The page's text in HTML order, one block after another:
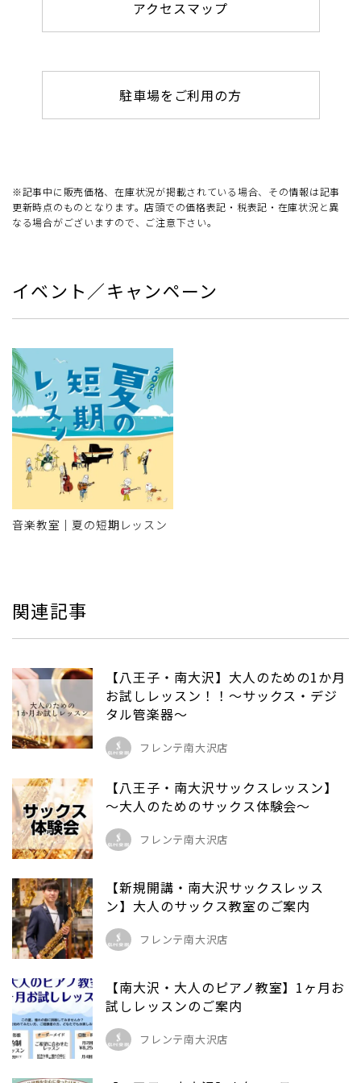
アクセスマップ
駐車場をご利用の方
※記事中に販売価格、在庫状況が掲載されている場合、その情報は記事
更新時点のものとなります。店頭での価格表記・税表記・在庫状況と異
なる場合がございますので、ご注意下さい。
イベント／キャンペーン
音楽教室｜夏の短期レッスン
関連記事
【八王子・南大沢】大人のための1か月
お試しレッスン！！～サックス・デジ
タル管楽器～
フレンテ南大沢店
【八王子・南大沢サックスレッスン】
～大人のためのサックス体験会～
フレンテ南大沢店
【新規開講・南大沢サックスレッス
ン】大人のサックス教室のご案内
フレンテ南大沢店
【南大沢・大人のピアノ教室】1ヶ月お
試しレッスンのご案内
フレンテ南大沢店